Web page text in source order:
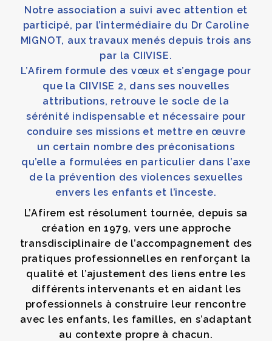
Notre association a suivi avec attention et
participé, par l’intermédiaire du Dr Caroline
MIGNOT, aux travaux menés depuis trois ans
par la CIIVISE.
L’Afirem formule des vœux et s’engage pour
que la CIIVISE 2, dans ses nouvelles
attributions, retrouve le socle de la
sérénité indispensable et nécessaire pour
conduire ses missions et mettre en œuvre
un certain nombre des préconisations
qu’elle a formulées en particulier dans l’axe
de la prévention des violences sexuelles
envers les enfants et l’inceste.
L’Afirem est résolument tournée, depuis sa
création en 1979, vers une approche
transdisciplinaire de l’accompagnement des
pratiques professionnelles en renforçant la
qualité et l’ajustement des liens entre les
différents intervenants et en aidant les
professionnels à construire leur rencontre
avec les enfants, les familles, en s’adaptant
au contexte propre à chacun.